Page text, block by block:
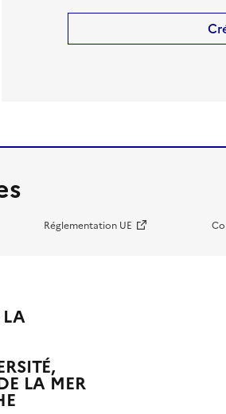
Réglementation UE
LA
LA MER